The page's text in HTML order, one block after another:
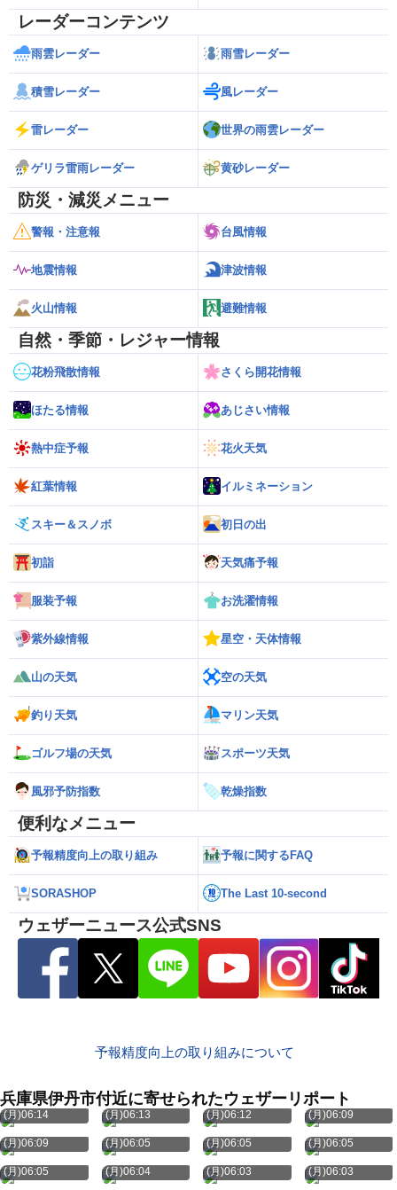
レーダーコンテンツ
雨雲レーダー 雨雪レーダー
積雪レーダー 風レーダー
雷レーダー 世界の雨雲レーダー
ゲリラ雷雨レーダー 黄砂レーダー
防災・減災メニュー
警報・注意報 台風情報
地震情報 津波情報
火山情報 避難情報
自然・季節・レジャー情報
花粉飛散情報 さくら開花情報
ほたる情報 あじさい情報
熱中症予報 花火天気
紅葉情報 イルミネーション
スキー＆スノボ 初日の出
初詣 天気痛予報
服装予報 お洗濯情報
紫外線情報 星空・天体情報
山の天気 空の天気
釣り天気 マリン天気
ゴルフ場の天気 スポーツ天気
風邪予防指数 乾燥指数
便利なメニュー
予報精度向上の取り組み 予報に関するFAQ
SORASHOP The Last 10-second
ウェザーニュース公式SNS
予報精度向上の取り組みについて
兵庫県伊丹市付近に寄せられたウェザーリポート
8月10日
(月)06:14
8月10日
(月)06:13
8月10日
(月)06:12
8月10日
(月)06:09
8月10日
(月)06:09
8月10日
(月)06:05
8月10日
(月)06:05
8月10日
(月)06:05
8月10日
(月)06:05
8月10日
(月)06:04
8月10日
(月)06:03
8月10日
(月)06:03
8月10日
8月10日 8月10日 8月10日